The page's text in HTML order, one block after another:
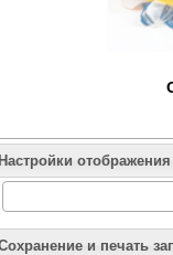
отображения
и печать